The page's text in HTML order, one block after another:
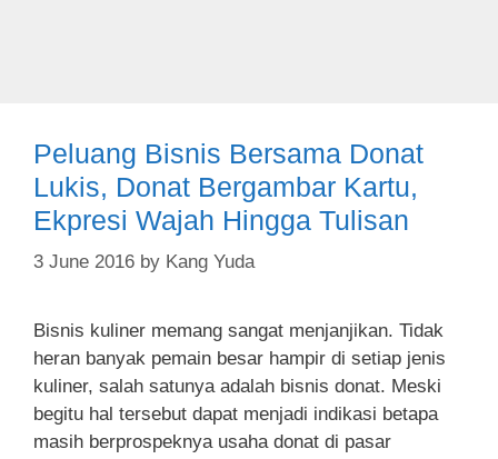
Peluang Bisnis Bersama Donat
Lukis, Donat Bergambar Kartu,
Ekpresi Wajah Hingga Tulisan
3 June 2016 by Kang Yuda
Bisnis kuliner memang sangat menjanjikan. Tidak
heran banyak pemain besar hampir di setiap jenis
kuliner, salah satunya adalah bisnis donat. Meski
begitu hal tersebut dapat menjadi indikasi betapa
masih berprospeknya usaha donat di pasar